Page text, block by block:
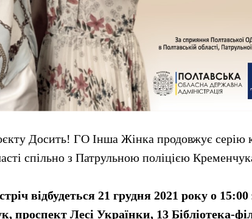
Досить! ГО Інша Жінка продовжує серію
спільно з Патрульною поліцією
відбудеться 21 грудня 2021 року о
проспект Лесі Українки, 13 Бібліотека-